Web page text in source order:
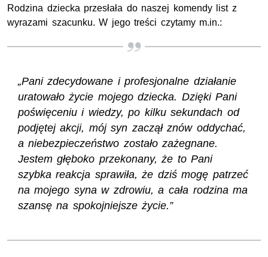
Rodzina dziecka przesłała do naszej komendy list z
wyrazami szacunku. W jego treści czytamy m.in.:
„Pani zdecydowane i profesjonalne działanie
uratowało życie mojego dziecka. Dzięki Pani
poświęceniu i wiedzy, po kilku sekundach od
podjętej akcji, mój syn zaczął znów oddychać,
a niebezpieczeństwo zostało zażegnane.
Jestem głęboko przekonany, że to Pani
szybka reakcja sprawiła, że dziś mogę patrzeć
na mojego syna w zdrowiu, a cała rodzina ma
szansę na spokojniejsze życie.”